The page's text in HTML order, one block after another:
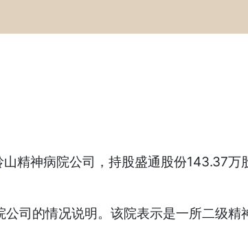
精神病院公司，持股盛通股份143.37
司的情况说明。该院表示是一所二级精